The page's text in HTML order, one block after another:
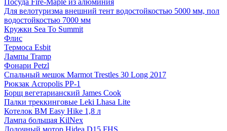
Для велотуризма внешний тент водостойкостью 5000 мм, пол
водостойкостью 7000 мм
Кружки Sea To Summit
Флис
Термоса Esbit
Лампы Tramp
Фонари Petzl
Спальный мешок Marmot Trestles 30 Long 2017
Рюкзак Acropolis РР-1
Борщ вегетарианский James Cook
Палки треккинговые Leki Lhasa Lite
Котелок BM Easy Hike 1,8 л
Лампа большая KilNex
Лодочный мотор Hidea D15 FHS